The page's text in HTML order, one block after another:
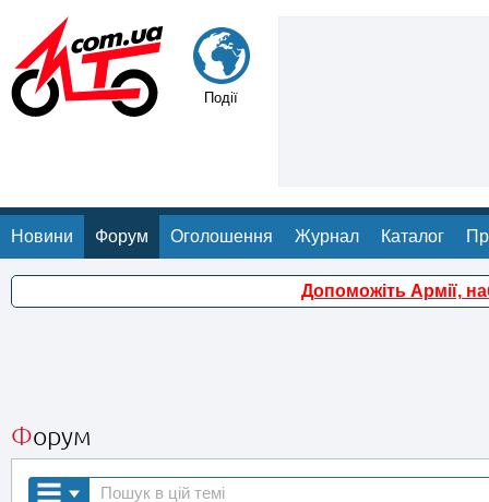
Події
Новини Форум Оголошення Журнал Каталог
Допоможіть Армії,
Форум